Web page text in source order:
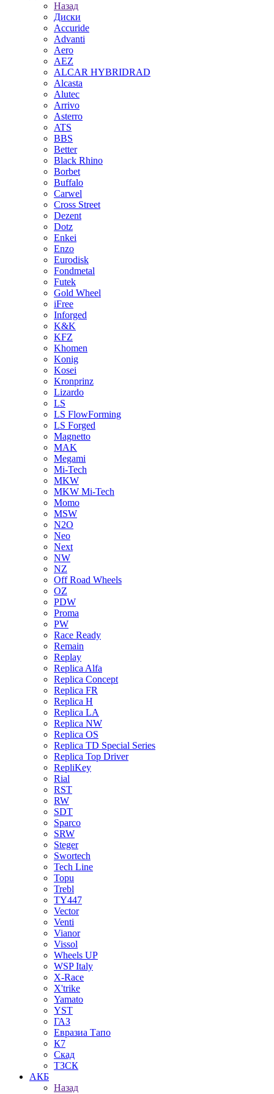
Назад
Диски
Accuride
Advanti
Aero
AEZ
ALCAR HYBRIDRAD
Alcasta
Alutec
Arrivo
Asterro
ATS
BBS
Better
Black Rhino
Borbet
Buffalo
Carwel
Cross Street
Dezent
Dotz
Enkei
Enzo
Eurodisk
Fondmetal
Futek
Gold Wheel
iFree
Inforged
K&K
KFZ
Khomen
Konig
Kosei
Kronprinz
Lizardo
LS
LS FlowForming
LS Forged
Magnetto
MAK
Megami
Mi-Tech
MKW
MKW Mi-Tech
Momo
MSW
N2O
Neo
Next
NW
NZ
Off Road Wheels
OZ
PDW
Proma
PW
Race Ready
Remain
Replay
Replica Alfa
Replica Concept
Replica FR
Replica H
Replica LA
Replica NW
Replica OS
Replica TD Special Series
Replica Top Driver
RepliKey
Rial
RST
RW
SDT
Sparco
SRW
Steger
Swortech
Tech Line
Topu
Trebl
TY447
Vector
Venti
Vianor
Vissol
Wheels UP
WSP Italy
X-Race
X'trike
Yamato
YST
ГАЗ
Евразиа Тапо
К7
Скад
ТЗСК
АКБ
Назад